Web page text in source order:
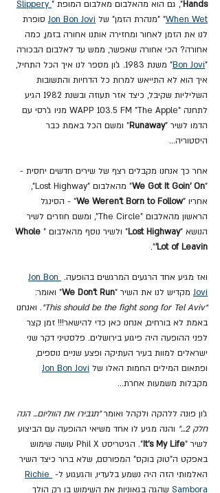
Hands", גם הוא מהאלבום מאלבום המופת " Slippery
When Wet" "מנהרת הזמן" של Jon Bon Jovi סופרת
לנו את הזמן לאחור ומחזירה אותנו אחורה בזמן, כמה
אחורה? הכי אחורה שאפשר, ממש עד לאלבום הבכורה
"
Bon Jovi
" משנת 1983. ג'ון מספר לנו איך הכל התחיל,
איך הוא לא התייאש למרות כל הדחיות והתשובות
השליליות שקיבל, כיצד אזר תעוזה ובשנת 1982 הגיע
לתחנה "WAPP 103.5 FM "The Apple מניו ג'רסי עם
הדמו לשיר "Runaway" ומשם הכל באמת כבר
היסטוריה...
אחר כך אנחנו מקבלים רצף של שירים חדשים יחסית -
"
We Got It Goin' On
" מהאלבום "Lost Highway",
אחריו "We Weren't Born to Follow" - הסינגל
הראשון מהאלבום "The Circle", ומשם חוזרים לשיר
הנושא "Lost Highway" ולשיר נוסף מהאלבום " Whole
Lot of Leavin'
".
ואז מגיע אחד הרגעים המרגשים בהופעה. Jon Bon
Jovi מקדיש לנו את השיר "We Don't Run" ואומר:
“This should be the fight song for Tel Aviv”
. ואנחנו
באמת לא בורחים, אנחנו כאן כדי להישאר!!! זמן קצר
לפני ההופעה היה פיגוע בירושלים. פלסטיני דקר שני
ישראלים למוות בעיר העתיקה ופצע שניים נוספים,
ופתאום המילים החמות האלו של Jon Bon Jovi
מקבלות משמעות אחרת...
ג'ון פונה ללהקה ולקהל ואומר "תגבירו את הווליום... הנה
חלק 2..."
והנה מגיע לו אחד משיאי ההופעה עם הביצוע
לשיר "It's My Life
". הגיטריסט Phil X עושה שימוש
באפקט ה"טוק בוקס" המפורסם, שלא ברור כיצד השיר
האלמותי הזה היה נשמע בלעדיו, והגעגוע ל- Richie
Sambora שהגה בגאוניות את השימוש בו רק הולך